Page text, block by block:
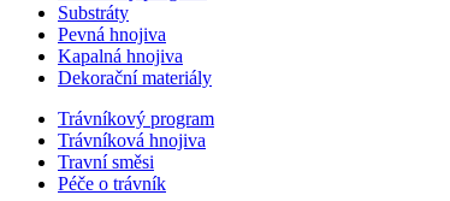
Substráty
Pevná hnojiva
Kapalná hnojiva
Dekorační materiály
Trávníkový program
Trávníková hnojiva
Travní směsi
Péče o trávník